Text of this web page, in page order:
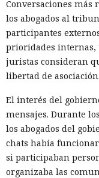
Conversaciones más
los abogados al
participantes
prioridades internas,
juristas consideran
libertad de asociación.
El interés del
mensajes. Durante
los abogados del
chats había
si participaban
organizaba las